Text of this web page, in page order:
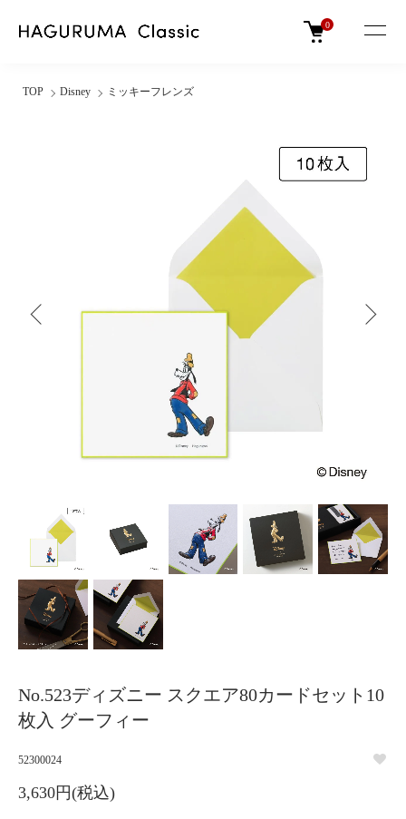
0
TOP Disney ミッキーフレンズ
No.523ディズニー スクエア80カードセット10
枚入 グーフィー
52300024
3,630円(税込)